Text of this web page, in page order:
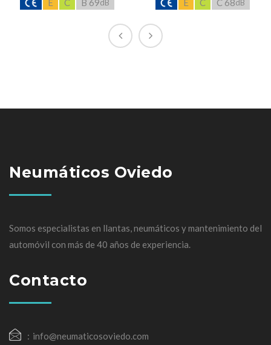
dB dB
Neumáticos Oviedo
Somos especialistas en llantas, neumáticos y mantenimiento del
automóvil con más de 40 años de experiencia.
Contacto
info@neumaticosoviedo.com